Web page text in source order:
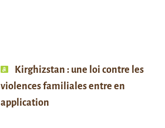
Kirghizstan : une loi contre les
violences familiales entre en
application